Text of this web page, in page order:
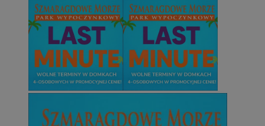
Niesklasyfikowane
Niezbędne Wydajność Targetowanie